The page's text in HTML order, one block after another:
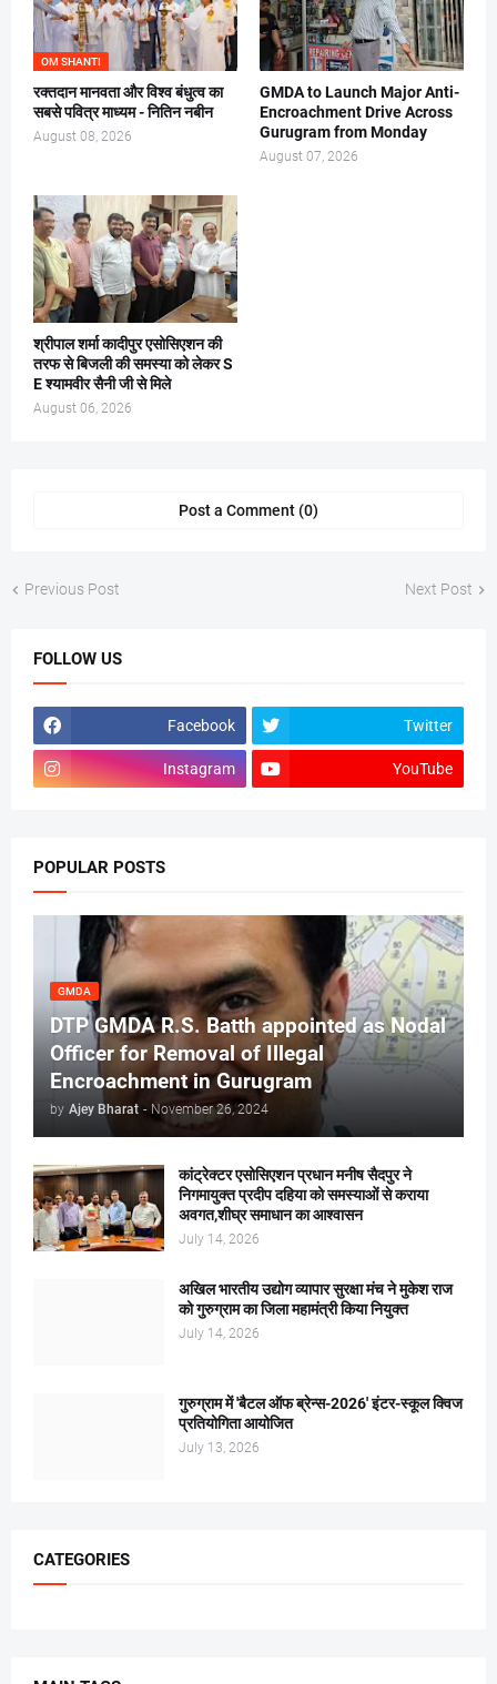
OM SHANTI
रक्तदान मानवता और विश्व बंधुत्व का
सबसे पवित्र माध्यम - नितिन नबीन
August 08, 2026
GMDA to Launch Major Anti-
Encroachment Drive Across
Gurugram from Monday
August 07, 2026
श्रीपाल शर्मा कादीपुर एसोसिएशन की
तरफ से बिजली की समस्या को लेकर S
E श्यामवीर सैनी जी से मिले
August 06, 2026
Post a Comment (0)
Previous Post Next Post
FOLLOW US
Facebook Twitter
Instagram YouTube
POPULAR POSTS
GMDA
DTP GMDA R.S. Batth appointed as Nodal
Officer for Removal of Illegal
Encroachment in Gurugram
by Ajey Bharat - November 26, 2024
कांट्रेक्टर एसोसिएशन प्रधान मनीष सैदपुर ने
निगमायुक्त प्रदीप दहिया को समस्याओं से कराया
अवगत,शीघ्र समाधान का आश्वासन
July 14, 2026
अखिल भारतीय उद्योग व्यापार सुरक्षा मंच ने मुकेश राज
को गुरुग्राम का जिला महामंत्री किया नियुक्त
July 14, 2026
गुरुग्राम में 'बैटल ऑफ ब्रेन्स-2026' इंटर-स्कूल क्विज
प्रतियोगिता आयोजित
July 13, 2026
CATEGORIES